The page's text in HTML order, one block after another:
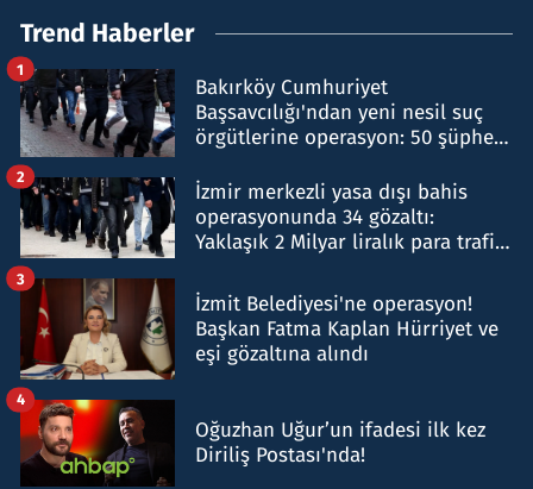
Trend Haberler
Bakırköy Cumhuriyet
Başsavcılığı'ndan yeni nesil suç
örgütlerine operasyon: 50 şüpheli
1
İzmir merkezli yasa dışı bahis
operasyonunda 34 gözaltı:
Yaklaşık 2 Milyar liralık para trafiği
2
İzmit Belediyesi'ne operasyon!
Başkan Fatma Kaplan Hürriyet ve
eşi gözaltına alındı
3
Oğuzhan Uğur’un ifadesi ilk kez
Diriliş Postası'nda!
4